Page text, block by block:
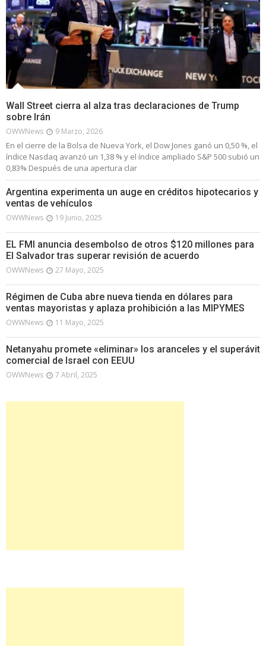
Wall Street cierra al alza tras declaraciones de Trump
sobre Irán
OWWNews 9 Marzo, 2026
En el cierre de la Bolsa de Nueva York, el Dow Jones ganó un 0,50 %, el
índice Nasdaq avanzó un 1,38 % y el índice ampliado S&P 500 subió un
0,83% Después de una apertura clar
Argentina experimenta un auge en créditos hipotecarios y
ventas de vehículos
OWWNews 19 Junio, 2025
EL FMI anuncia desembolso de otros $120 millones para
El Salvador tras superar revisión de acuerdo
OWWNews 27 Mayo, 2025
Régimen de Cuba abre nueva tienda en dólares para
ventas mayoristas y aplaza prohibición a las MIPYMES
OWWNews 11 Mayo, 2025
Netanyahu promete «eliminar» los aranceles y el superávit
comercial de Israel con EEUU
OWWNews 7 Abril, 2025